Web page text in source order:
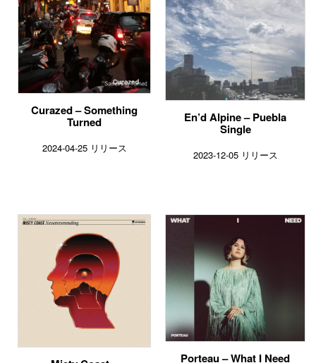
Curazed – Something
Turned
2024-04-25 リリース
En’d Alpine – Puebla
Single
2023-12-05 リリース
Porteau – What I Need